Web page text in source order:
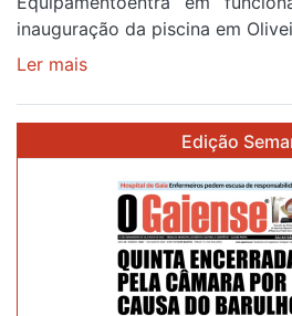
inauguração da piscina em
Ler mais
Avintes
abre
este
sábado
Edição